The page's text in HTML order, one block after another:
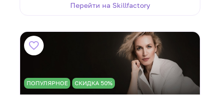
Перейти на Skillfactory
ПОПУЛЯРНОЕ СКИДКА 50%